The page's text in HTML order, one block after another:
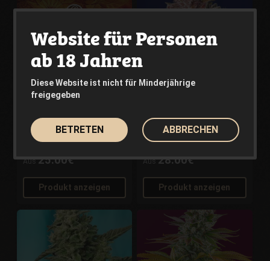
Early Maroc
PHILOSOPHER SEEDS
Aus25.00€
Produkt anzeigen
Tropicanna Poison F1
Fast Version
SWEET SEEDS
Aus28.00€
Produkt anzeigen
Website für Personen
ab 18 Jahren
Diese Website ist nicht für Minderjährige
freigegeben
BETRETEN ABBRECHEN